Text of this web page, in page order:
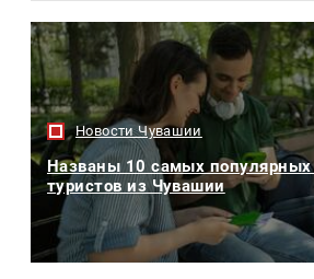
Новости Чувашии
Названы 10 самых популярных
туристов из Чувашии